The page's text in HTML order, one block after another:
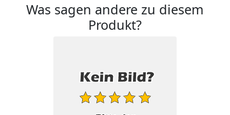
Was sagen andere zu diesem
Produkt?